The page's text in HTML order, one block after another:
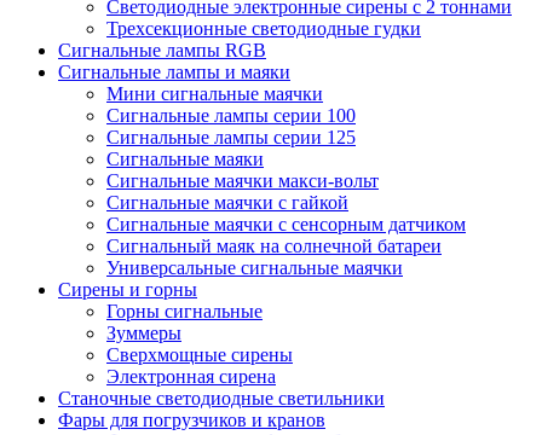
Светодиодные электронные сирены с 2 тоннами
Трехсекционные светодиодные гудки
Сигнальные лампы RGB
Сигнальные лампы и маяки
Мини сигнальные маячки
Сигнальные лампы серии 100
Сигнальные лампы серии 125
Сигнальные маяки
Сигнальные маячки макси-вольт
Сигнальные маячки с гайкой
Сигнальные маячки с сенсорным датчиком
Сигнальный маяк на солнечной батареи
Универсальные сигнальные маячки
Сирены и горны
Горны сигнальные
Зуммеры
Сверхмощные сирены
Электронная сирена
Станочные светодиодные светильники
Фары для погрузчиков и кранов